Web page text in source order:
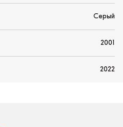
Серый
2001
2022